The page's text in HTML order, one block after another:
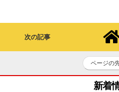
次の記事
ページの
新着